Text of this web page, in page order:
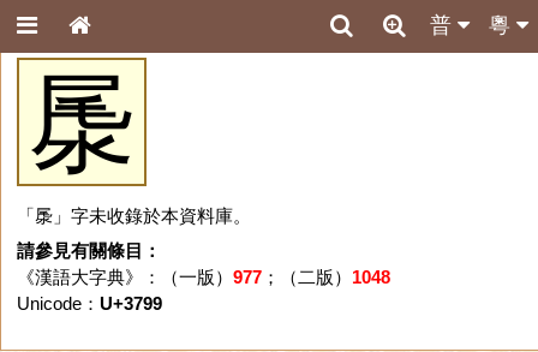
粵
普
㞙
「㞙」字未收錄於本資料庫。
請參見有關條目：
《漢語大字典》：（一版） 977；（二版） 1048
Unicode： U+3799